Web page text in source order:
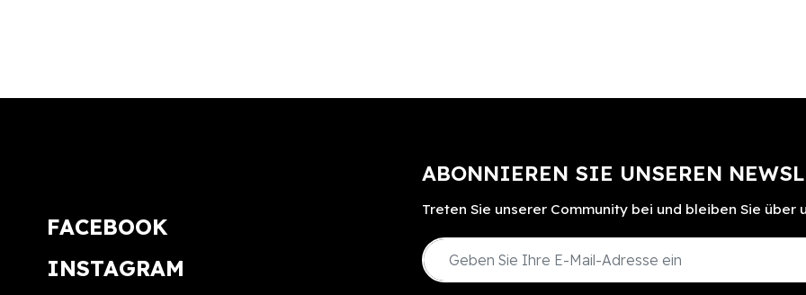
FACEBOOK
INSTAGRAM
ABONNIEREN SIE UNSEREN
Treten Sie unserer Community bei und bleiben Sie